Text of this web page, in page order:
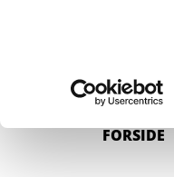
FORSIDE